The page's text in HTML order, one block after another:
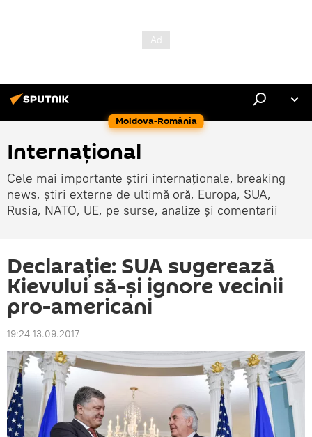
Moldova-România
Internaţional
Cele mai importante știri internaționale, breaking
news, știri externe de ultimă oră, Europa, SUA,
Rusia, NATO, UE, pe surse, analize și comentarii
Declarație: SUA sugerează
Kievului să-și ignore vecinii
pro-americani
19:24 13.09.2017